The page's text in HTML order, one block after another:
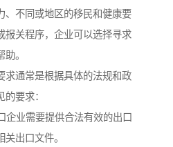
、不同或地区的移民和健康要
报关程序，企业可以选择寻求
。
求通常是根据具体的法规和政
要求：
企业需要提供合法有效的出口
出口文件。